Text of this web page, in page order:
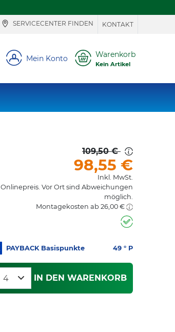
SERVICECENTER FINDEN KONTAKT
Mein Konto Warenkorb
Kein Artikel
109,50 €
98,55 €
Inkl. MwSt.
Onlinepreis. Vor Ort sind Abweichungen
möglich.
Montagekosten ab 26,00 €
PAYBACK Basispunkte 49 ° P
IN DEN WARENKORB